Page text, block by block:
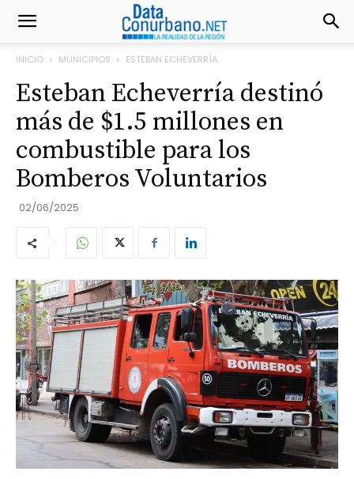
INICIO MUNICIPIOS ESTEBAN ECHEVERRÍA
Esteban Echeverría destinó
más de $1.5 millones en
combustible para los
Bomberos Voluntarios
02/06/2025